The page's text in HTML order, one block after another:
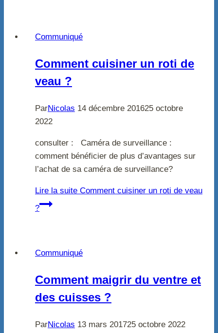
Communiqué
Comment cuisiner un roti de
veau ?
ParNicolas 14 décembre 201625 octobre
2022
consulter : Caméra de surveillance :
comment bénéficier de plus d’avantages sur
l’achat de sa caméra de surveillance?
Lire la suite Comment cuisiner un roti de veau
?
Communiqué
Comment maigrir du ventre et
des cuisses ?
ParNicolas 13 mars 201725 octobre 2022